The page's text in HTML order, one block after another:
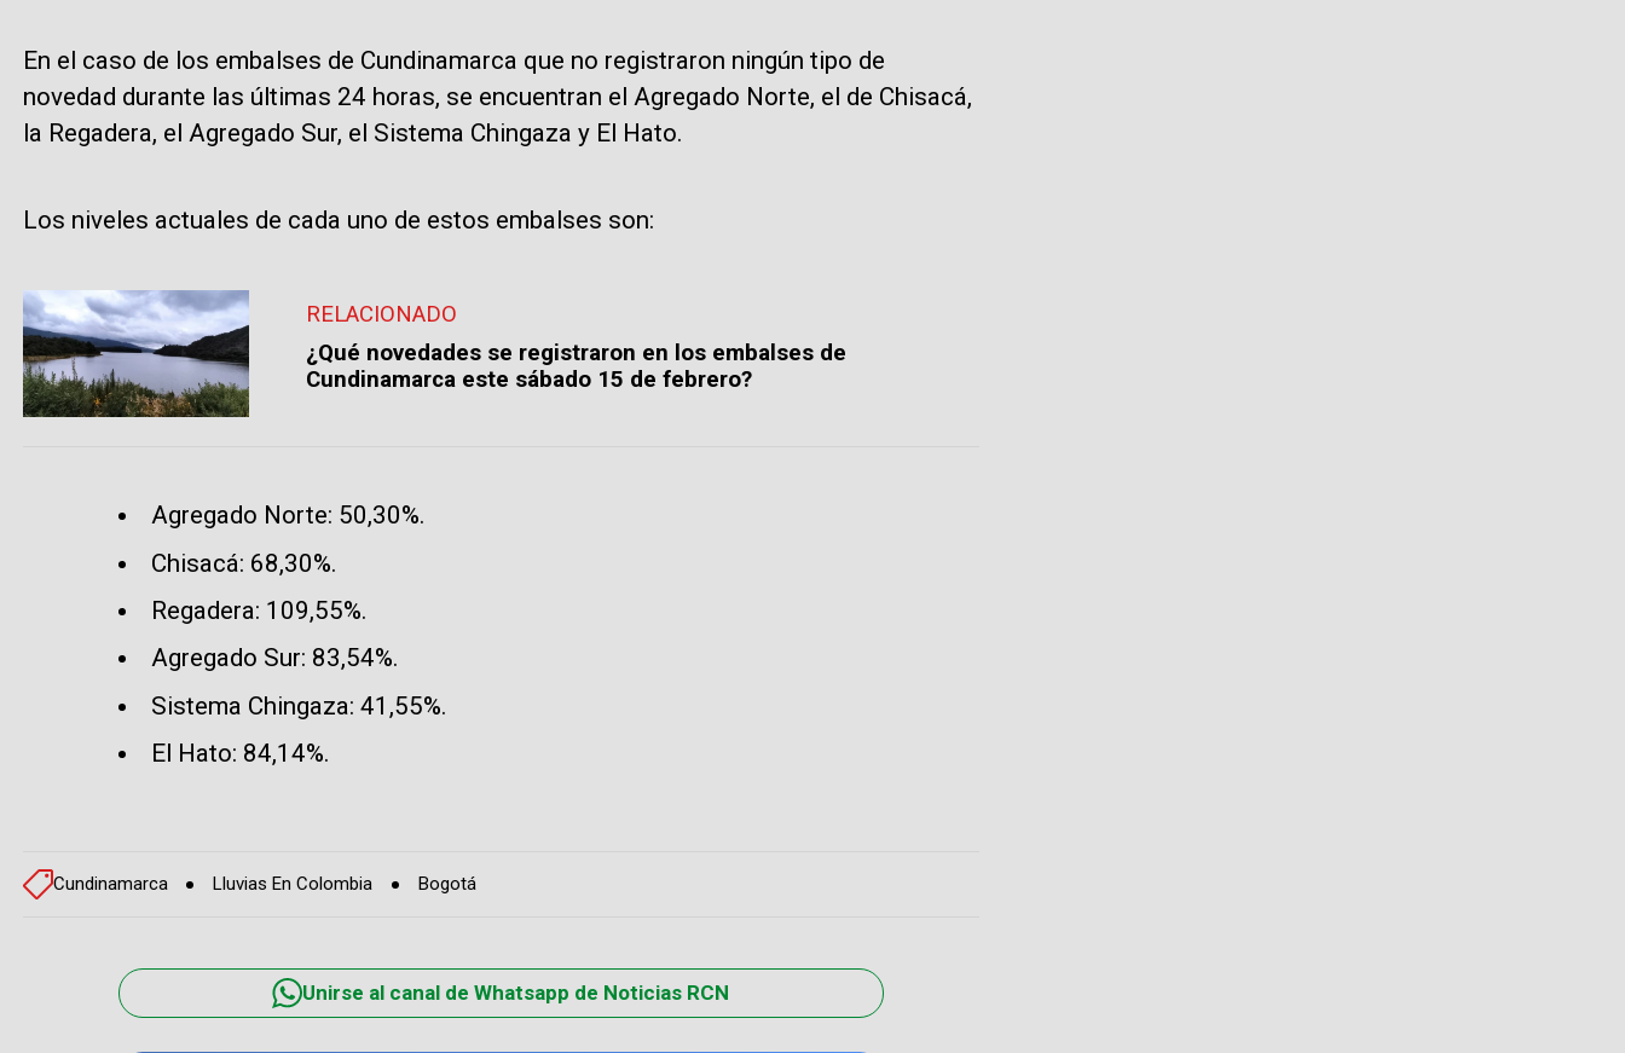
En el caso de los embalses de Cundinamarca que no registraron ningún tipo de
novedad durante las últimas 24 horas, se encuentran el Agregado Norte, el de Chisacá,
la Regadera, el Agregado Sur, el Sistema Chingaza y El Hato.
Los niveles actuales de cada uno de estos embalses son:
RELACIONADO
¿Qué novedades se registraron en los embalses de
Cundinamarca este sábado 15 de febrero?
Agregado Norte: 50,30%.
Chisacá: 68,30%.
Regadera: 109,55%.
Agregado Sur: 83,54%.
Sistema Chingaza: 41,55%.
El Hato: 84,14%.
Cundinamarca Lluvias En Colombia Bogotá
Unirse al canal de Whatsapp de Noticias RCN